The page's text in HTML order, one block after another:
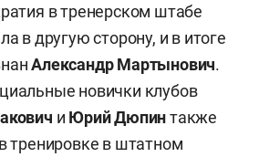
в тренерском штабе
в другую сторону, и в итоге
Александр Мартынович.
новички клубов
и Юрий Дюпинтакже
тренировке в штатном